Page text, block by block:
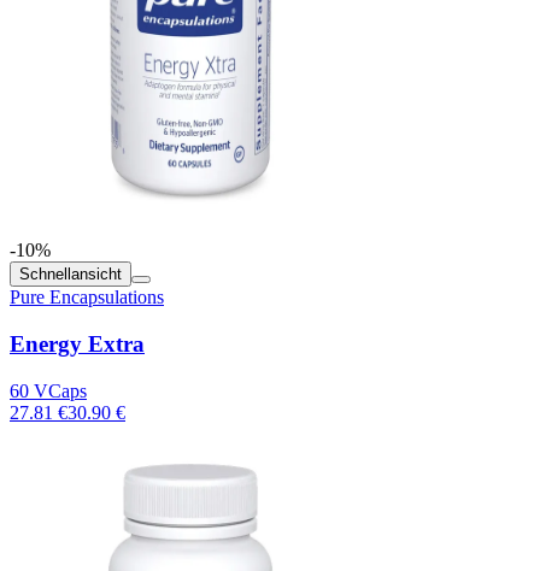
-10%
Schnellansicht
Pure Encapsulations
Energy Extra
60 VCaps
27.81 €30.90 €